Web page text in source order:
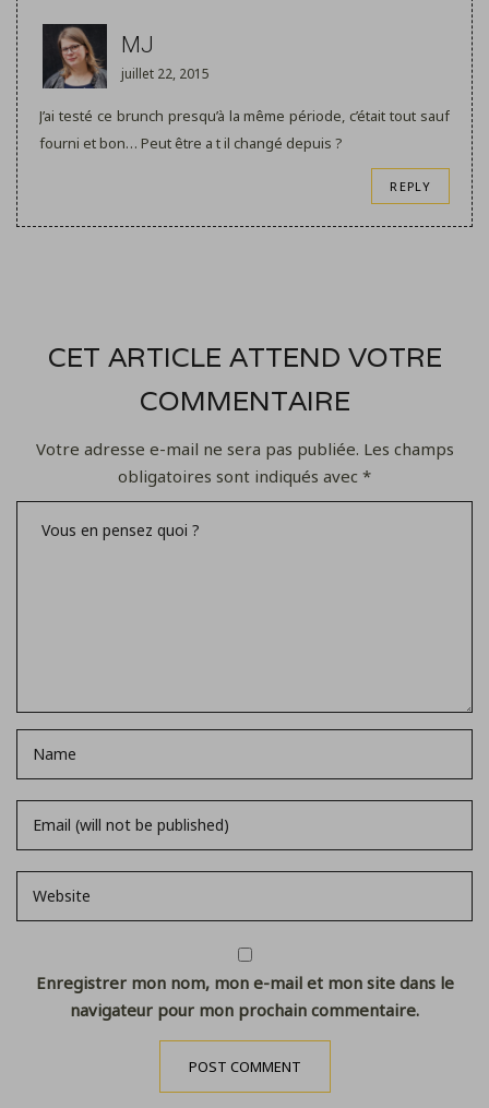
MJ
juillet 22, 2015
J’ai testé ce brunch presqu’à la même période, c’était tout sauf
fourni et bon… Peut être a t il changé depuis ?
REPLY
CET ARTICLE ATTEND VOTRE
COMMENTAIRE
Votre adresse e-mail ne sera pas publiée. Les champs
obligatoires sont indiqués avec *
Enregistrer mon nom, mon e-mail et mon site dans le
navigateur pour mon prochain commentaire.